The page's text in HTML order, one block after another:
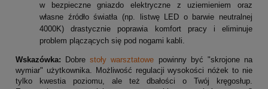
w bezpieczne gniazdo elektryczne z uziemieniem oraz
własne źródło światła (np. listwę LED o barwie neutralnej
4000K) drastycznie poprawia komfort pracy i eliminuje
problem plączących się pod nogami kabli.
Wskazówka: Dobrestoły warsztatowe powinny być "skrojone na
wymiar" użytkownika. Możliwość regulacji wysokości nóżek to nie
tylko kwestia poziomu, ale też dbałości o Twój kręgosłup.